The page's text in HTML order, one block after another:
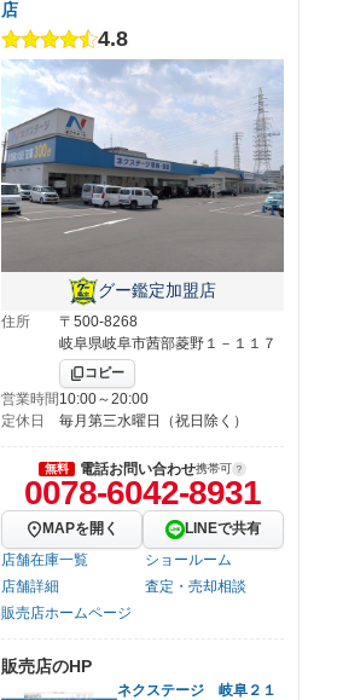
店
4.8
グー鑑定加盟店
住所
〒500-8268
岐阜県岐阜市茜部菱野１－１１７
コピー
営業時間10:00～20:00
定休日
毎月第三水曜日（祝日除く）
無料 電話お問い合わせ携帯可
0078-6042-8931
MAPを開く
LINEで共有
店舗在庫一覧
ショールーム
店舗詳細
査定・売却相談
販売店ホームページ
販売店のHP
ネクステージ 岐阜２１